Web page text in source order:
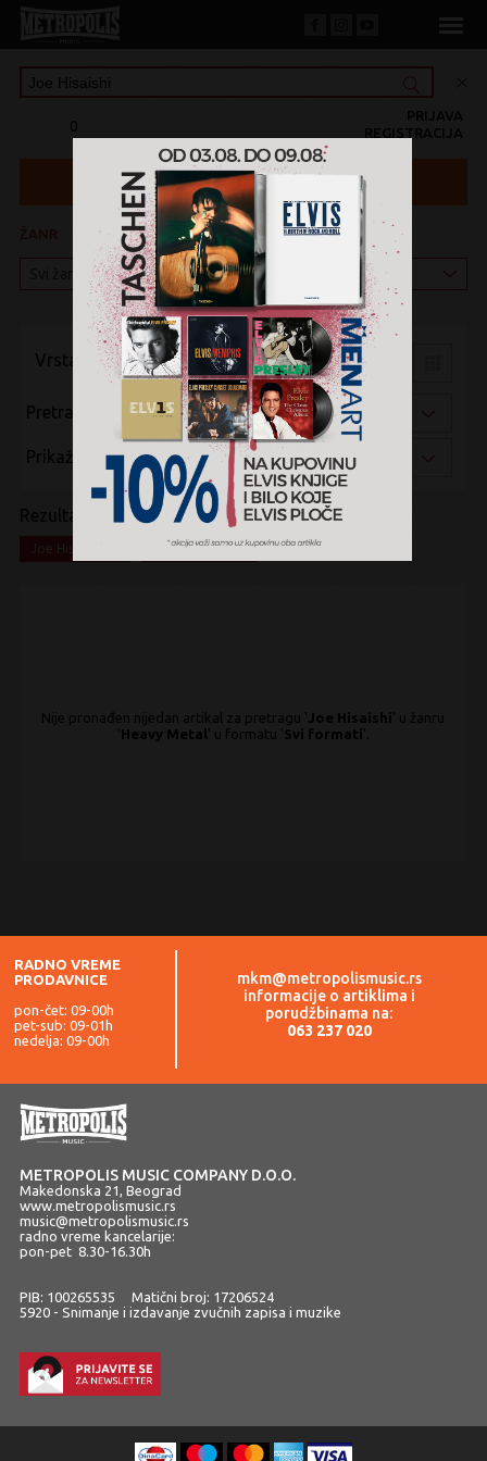
0 REGISTRACIJA
PRIJAVA
KATEGORIJA
Vrsta pregleda:
Pretraži po:
Prikaži po:
Rezultati pretrage:
Heavy Metal x
Nije pronađen nijedan artikal za pretragu ' Joe Hisaishi' u žanru
'Heavy Metal ' u formatu 'Svi formati'.
RADNO VREME
PRODAVNICE
pon-čet: 09-00h
pet-sub: 09-01h
nedelja: 09-00h
mkm@metropolismusic.rs
informacije o artiklima i
porudžbinama na:
063 237 020
METROPOLIS MUSIC COMPANY D.O.O.
Makedonska 21, Beograd
www.metropolismusic.rs
music@metropolismusic.rs
radno vreme kancelarije:
pon-pet 8.30-16.30h
PIB: 100265535 Matični broj: 17206524
5920 - Snimanje i izdavanje zvučnih zapisa i muzike